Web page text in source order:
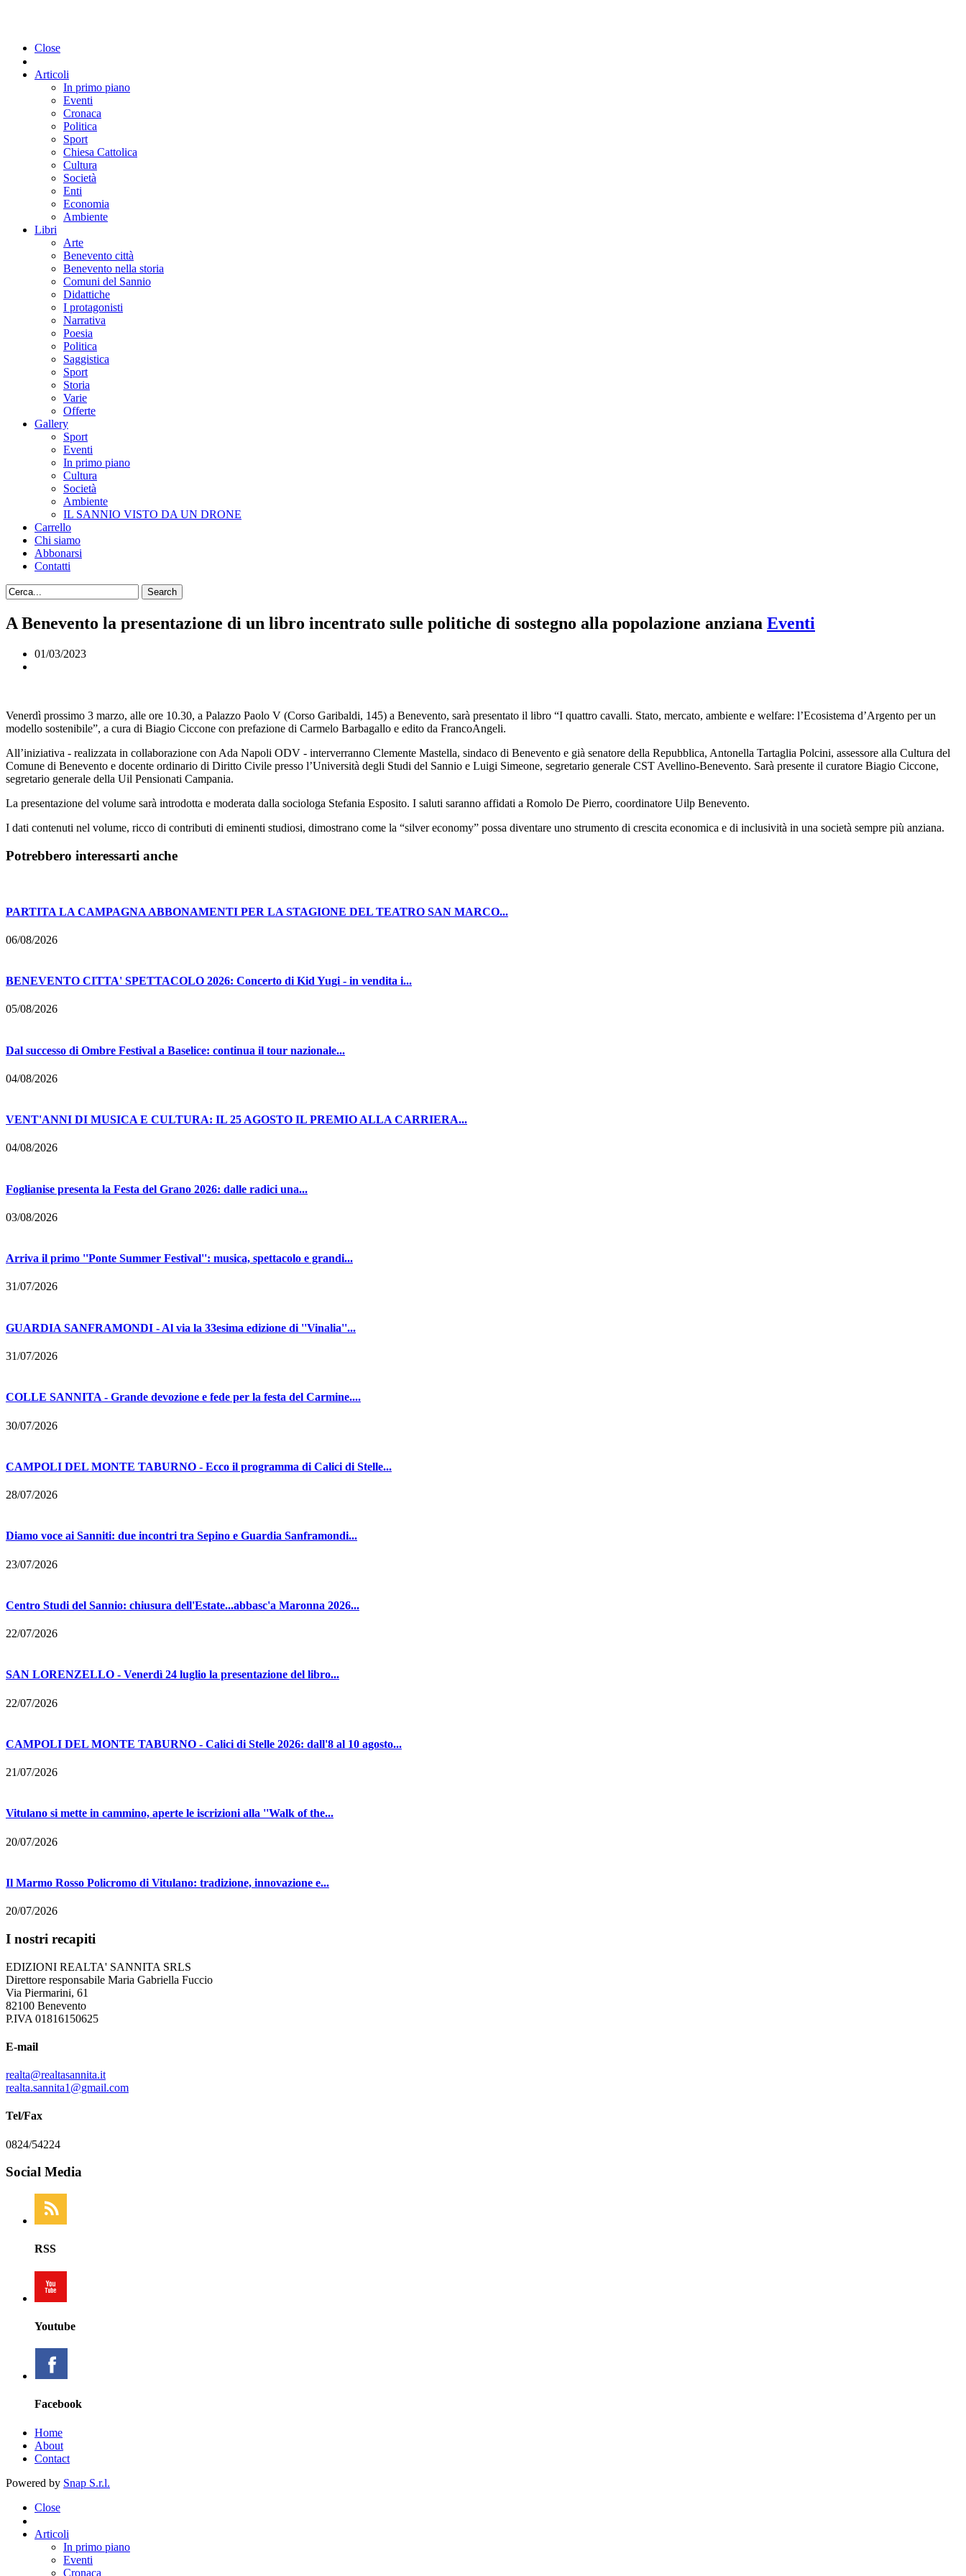
Close
Articoli
In primo piano
Eventi
Cronaca
Politica
Sport
Chiesa Cattolica
Cultura
Società
Enti
Economia
Ambiente
Libri
Arte
Benevento città
Benevento nella storia
Comuni del Sannio
Didattiche
I protagonisti
Narrativa
Poesia
Politica
Saggistica
Sport
Storia
Varie
Offerte
Gallery
Sport
Eventi
In primo piano
Cultura
Società
Ambiente
IL SANNIO VISTO DA UN DRONE
Carrello
Chi siamo
Abbonarsi
Contatti
A Benevento la presentazione di un libro incentrato sulle politiche di sostegno alla popolazione anziana Eventi
01/03/2023
Venerdì prossimo 3 marzo, alle ore 10.30, a Palazzo Paolo V (Corso Garibaldi, 145) a Benevento, sarà presentato il libro “I quattro cavalli. Stato, mercato, ambiente e welfare: l’Ecosistema d’Argento per un
modello sostenibile”, a cura di Biagio Ciccone con prefazione di Carmelo Barbagallo e edito da FrancoAngeli.
All’iniziativa - realizzata in collaborazione con Ada Napoli ODV - interverranno Clemente Mastella, sindaco di Benevento e già senatore della Repubblica, Antonella Tartaglia Polcini, assessore alla Cultura del
Comune di Benevento e docente ordinario di Diritto Civile presso l’Università degli Studi del Sannio e Luigi Simeone, segretario generale CST Avellino-Benevento. Sarà presente il curatore Biagio Ciccone,
segretario generale della Uil Pensionati Campania.
La presentazione del volume sarà introdotta e moderata dalla sociologa Stefania Esposito. I saluti saranno affidati a Romolo De Pierro, coordinatore Uilp Benevento.
I dati contenuti nel volume, ricco di contributi di eminenti studiosi, dimostrano come la “silver economy” possa diventare uno strumento di crescita economica e di inclusività in una società sempre più anziana.
Potrebbero interessarti anche
PARTITA LA CAMPAGNA ABBONAMENTI PER LA STAGIONE DEL TEATRO SAN MARCO...
06/08/2026
BENEVENTO CITTA' SPETTACOLO 2026: Concerto di Kid Yugi - in vendita i...
05/08/2026
Dal successo di Ombre Festival a Baselice: continua il tour nazionale...
04/08/2026
VENT'ANNI DI MUSICA E CULTURA: IL 25 AGOSTO IL PREMIO ALLA CARRIERA...
04/08/2026
Foglianise presenta la Festa del Grano 2026: dalle radici una...
03/08/2026
Arriva il primo ''Ponte Summer Festival'': musica, spettacolo e grandi...
31/07/2026
GUARDIA SANFRAMONDI - Al via la 33esima edizione di ''Vinalia''...
31/07/2026
COLLE SANNITA - Grande devozione e fede per la festa del Carmine....
30/07/2026
CAMPOLI DEL MONTE TABURNO - Ecco il programma di Calici di Stelle...
28/07/2026
Diamo voce ai Sanniti: due incontri tra Sepino e Guardia Sanframondi...
23/07/2026
Centro Studi del Sannio: chiusura dell'Estate...abbasc'a Maronna 2026...
22/07/2026
SAN LORENZELLO - Venerdì 24 luglio la presentazione del libro...
22/07/2026
CAMPOLI DEL MONTE TABURNO - Calici di Stelle 2026: dall'8 al 10 agosto...
21/07/2026
Vitulano si mette in cammino, aperte le iscrizioni alla ''Walk of the...
20/07/2026
Il Marmo Rosso Policromo di Vitulano: tradizione, innovazione e...
20/07/2026
I nostri recapiti
EDIZIONI REALTA' SANNITA SRLS
Direttore responsabile Maria Gabriella Fuccio
Via Piermarini, 61
82100 Benevento
P.IVA 01816150625
E-mail
realta@realtasannita.it
realta.sannita1@gmail.com
Tel/Fax
0824/54224
Social Media
RSS
Youtube
Facebook
Home
About
Contact
Powered by Snap S.r.l.
Close
Articoli
In primo piano
Eventi
Cronaca